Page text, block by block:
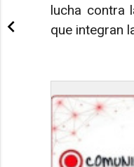
lucha contra
que integran